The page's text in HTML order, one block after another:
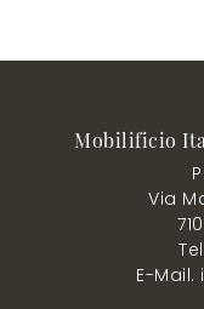
Mobilificio
Via
E-